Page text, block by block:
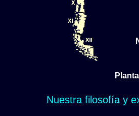
Nuestra filosofía y